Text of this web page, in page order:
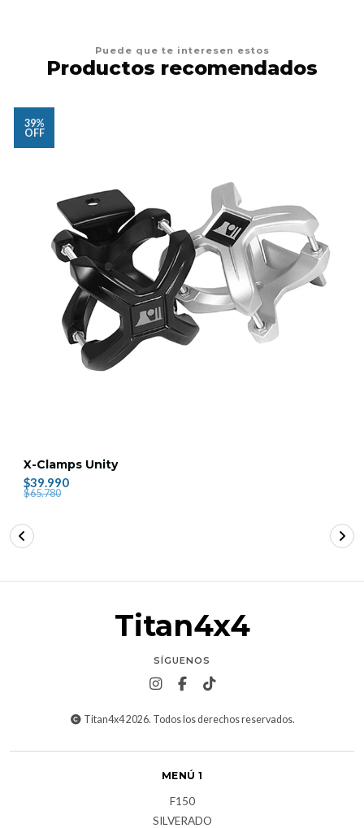
Puede que te interesen estos
Productos recomendados
39%
OFF
X-Clamps Unity
$39.990
$65.780
Titan4x4
SÍGUENOS
Titan4x4 2026. Todos los derechos reservados.
MENÚ 1
F150
SILVERADO